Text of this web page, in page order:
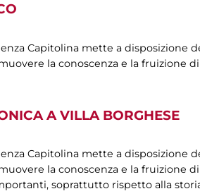
Capitolina mette a disposizione
la conoscenza e la fruizione
A VILLA BORGHESE
Capitolina mette a disposizione
la conoscenza e la fruizione
soprattutto rispetto alla